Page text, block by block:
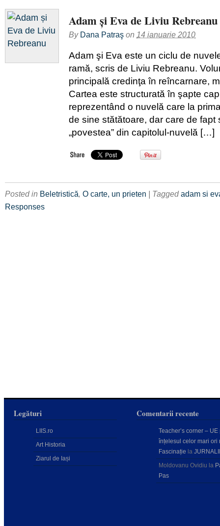
Adam și Eva de Liviu Rebreanu
By Dana Patraş on 14 ianuarie 2010
Adam şi Eva este un ciclu de
ramă, scris de Liviu Rebreanu.
principală credinţa în reîncarnare,
Cartea este structurată în şapte
reprezentând o nuvelă care la
de sine stătătoare, dar care de fapt
„povestea” din capitolul-nuvelă […]
Posted in Beletristică, O carte, un prieten | Taggedadam si
Responses
Legături
LIIS.ro
Art Historia
Ziarul de Iași
Comentarii recente
Teacher’s corner – UE
înțelesul celor mari ori
Fascinație la
Moldovanu Ovidiu la
Pas